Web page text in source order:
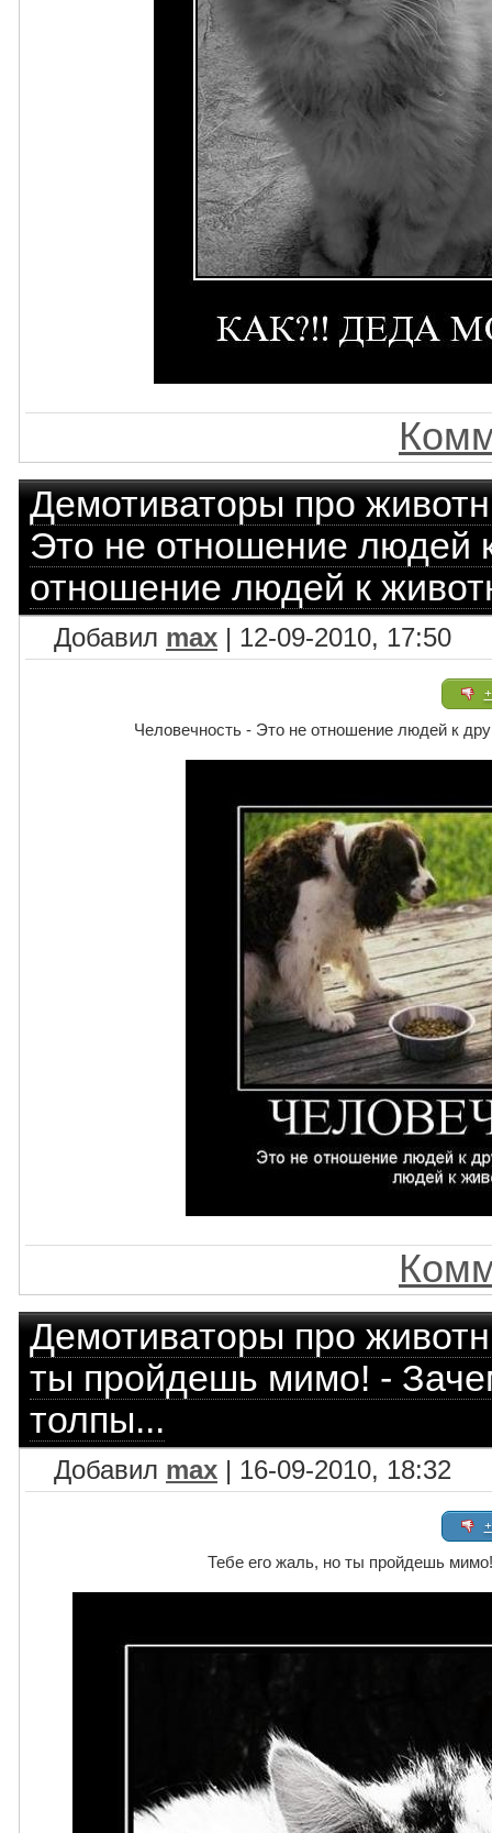
Демотиваторы про
Это не отношение людей
отношение людей к
Добавил max | 12-09-2010, 17:50
Человечность - Это не отношение людей к
Демотиваторы про
ты пройдешь мимо! -
толпы...
Добавил max | 16-09-2010, 18:32
Тебе его жаль, но ты пройдешь